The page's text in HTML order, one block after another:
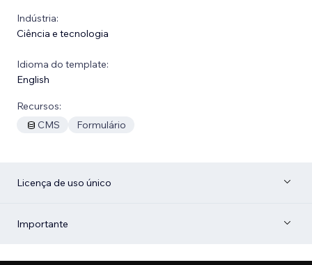
Indústria:
Ciência e tecnologia
Idioma do template:
English
Recursos:
CMS
Formulário
Licença de uso único
Importante